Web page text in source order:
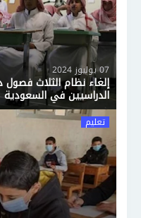
07 يوليوز 2024
إلغاء نظام الثلاث
الدراسيين في السعودية
تعليم